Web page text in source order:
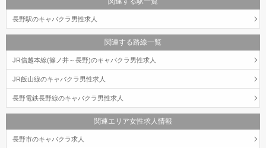
長野駅のキャバクラ男性求人
関連する路線一覧
JR信越本線(篠ノ井～長野)のキャバクラ男性求人
JR飯山線のキャバクラ男性求人
長野電鉄長野線のキャバクラ男性求人
関連エリア女性求人情報
長野市のキャバクラ求人